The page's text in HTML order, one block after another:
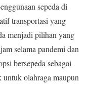
sepeda di
transportasi yang
menjadi pilihan yang
selama pandemi dan
bersepeda sebagai
olahraga maupun